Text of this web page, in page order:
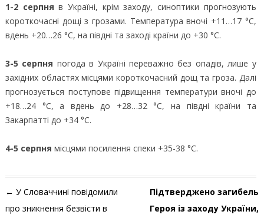
1-2 серпня в Україні, крім заходу, синоптики прогнозують
короткочасні дощі з грозами. Температура вночі +11…17 °C,
вдень +20…26 °C, на півдні та заході країни до +30 °C.
3-5 серпня погода в Україні переважно без опадів, лише у
західних областях місцями короткочасний дощ та гроза. Далі
прогнозується поступове підвищення температури вночі до
+18…24 °C, а вдень до +28…32 °C, на півдні країни та
Закарпатті до +34 °C.
4-5 серпня місцями посилення спеки +35-38 °C.
Навігація по запису
← У Словаччині повідомили
про зникнення безвісти в
Підтверджено загибель
Героя із заходу України,